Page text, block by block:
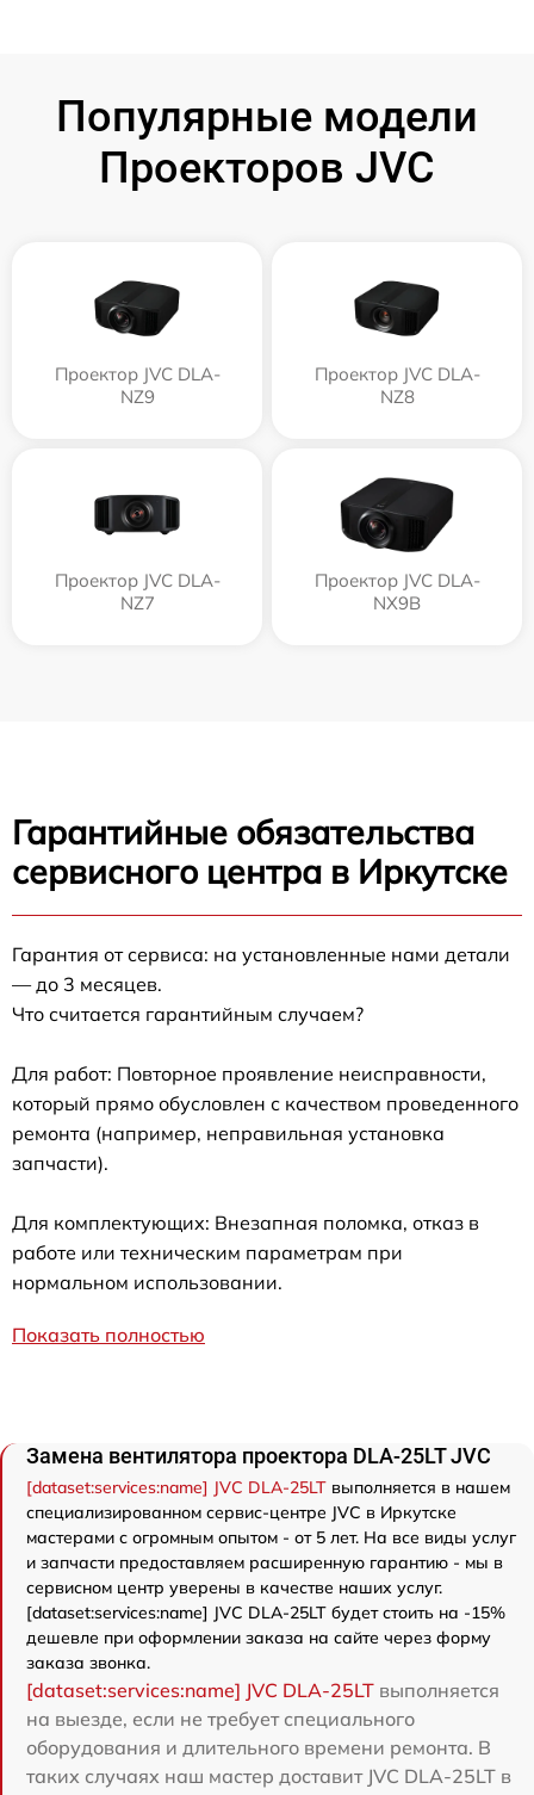
Популярные модели
Проекторов JVC
Проектор JVC DLA-
NZ9
Проектор JVC DLA-
NZ8
Проектор JVC DLA-
NZ7
Проектор JVC DLA-
NX9B
Гарантийные обязательства
сервисного центра в Иркутске
Гарантия от сервиса: на установленные нами детали
— до 3 месяцев.
Что считается гарантийным случаем?
Для работ: Повторное проявление неисправности,
который прямо обусловлен с качеством проведенного
ремонта (например, неправильная установка
запчасти).
Для комплектующих: Внезапная поломка, отказ в
работе или техническим параметрам при
нормальном использовании.
Показать полностью
Замена вентилятора проектора DLA-25LT JVC
[dataset:services:name] JVC DLA-25LT выполняется в нашем
специализированном сервис-центре JVC в Иркутске
мастерами с огромным опытом - от 5 лет. На все виды услуг
и запчасти предоставляем расширенную гарантию - мы в
сервисном центр уверены в качестве наших услуг.
[dataset:services:name] JVC DLA-25LT будет стоить на -15%
дешевле при оформлении заказа на сайте через форму
заказа звонка.
[dataset:services:name] JVC DLA-25LT выполняется
на выезде, если не требует специального
оборудования и длительного времени ремонта. В
таких случаях наш мастер доставит JVC DLA-25LT в